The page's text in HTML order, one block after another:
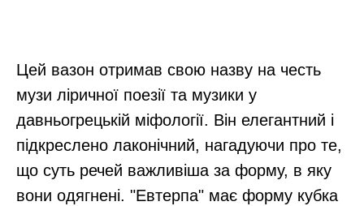
Цей вазон отримав свою назву на честь
музи ліричної поезії та музики у
давньогрецькій міфології. Він елегантний і
підкреслено лаконічний, нагадуючи про те,
що суть речей важливіша за форму, в яку
вони одягнені. "Евтерпа" має форму кубка